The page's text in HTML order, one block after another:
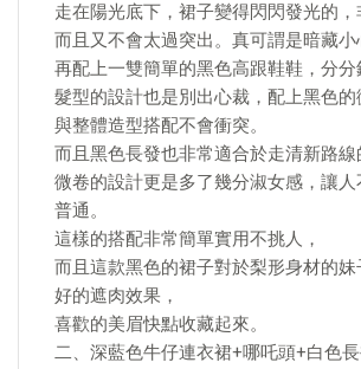
走在陽光底下，裙子變得閃閃發光的，
而且又不會太過突出。真可謂是暗藏小
再配上一雙簡單的黑色高跟鞋鞋，分分
髮型的設計也是別出心裁，配上黑色的
與整體造型搭配不會衝突。
而且黑色長發也非常適合於走清新路線
微卷的設計更是多了幾分淑女感，讓
普通。
這樣的搭配非常簡單實用不挑人，
而且這款黑色的裙子對於梨形身材的妹
好的遮肉效果，
喜歡的美眉快點收藏起來。
二、深藍色牛仔連衣裙+哪吒頭+白色